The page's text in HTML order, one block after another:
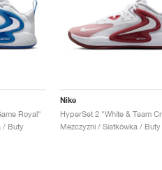
Royal"
/ Buty
Nike
Mezczyzni / Siatkówka / Buty